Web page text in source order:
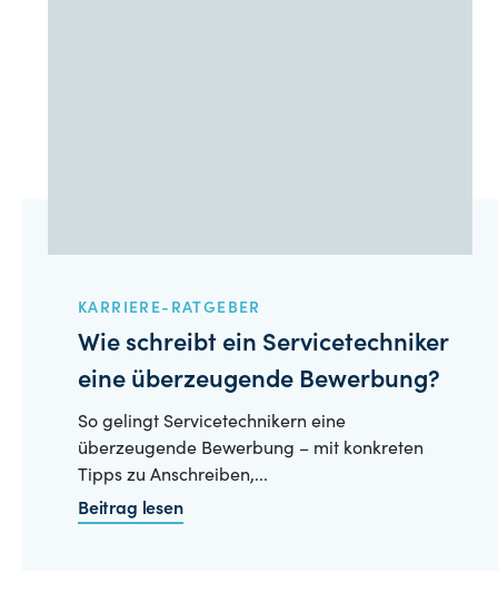
KARRIERE-RATGEBER
Wie schreibt ein Servicetechniker
eine überzeugende Bewerbung?
So gelingt Servicetechnikern eine
überzeugende Bewerbung – mit konkreten
Tipps zu Anschreiben,...
Beitrag lesen